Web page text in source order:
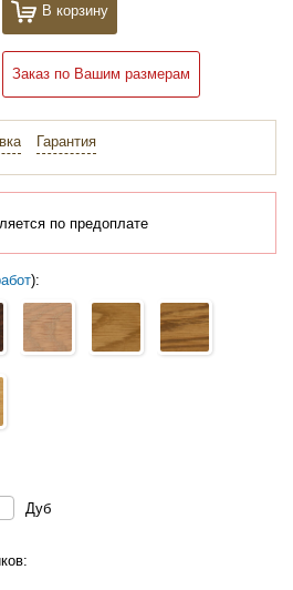
В корзину
Заказ по Вашим размерам
Гарантия
по предоплате
):
Дуб